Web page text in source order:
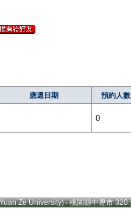
應還日期 預約人數
0
Ze University) ‧ 桃園縣中壢市 320